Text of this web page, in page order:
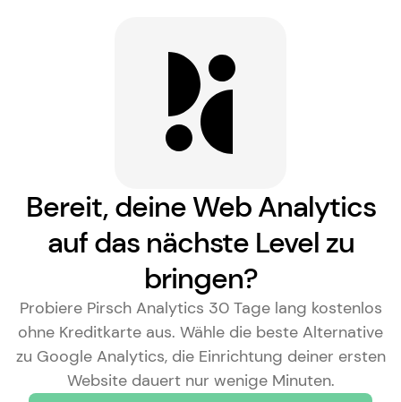
Bereit, deine Web Analytics
auf das nächste Level zu
bringen?
Probiere Pirsch Analytics 30 Tage lang kostenlos
ohne Kreditkarte aus. Wähle die beste Alternative
zu Google Analytics, die Einrichtung deiner ersten
Website dauert nur wenige Minuten.